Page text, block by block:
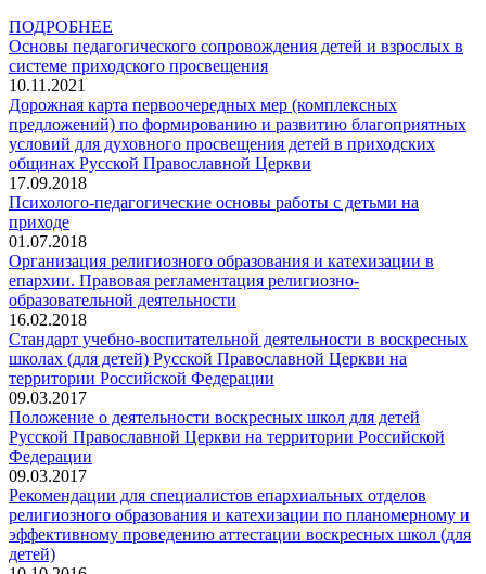
ПОДРОБНЕЕ
Основы педагогического сопровождения детей и взрослых в
системе приходского просвещения
10.11.2021
Дорожная карта первоочередных мер (комплексных
предложений) по формированию и развитию благоприятных
условий для духовного просвещения детей в приходских
общинах Русской Православной Церкви
17.09.2018
Психолого-педагогические основы работы с детьми на
приходе
01.07.2018
Организация религиозного образования и катехизации в
епархии. Правовая регламентация религиозно-
образовательной деятельности
16.02.2018
Стандарт учебно-воспитательной деятельности в воскресных
школах (для детей) Русской Православной Церкви на
территории Российской Федерации
09.03.2017
Положение о деятельности воскресных школ для детей
Русской Православной Церкви на территории Российской
Федерации
09.03.2017
Рекомендации для специалистов епархиальных отделов
религиозного образования и катехизации по планомерному и
эффективному проведению аттестации воскресных школ (для
детей)